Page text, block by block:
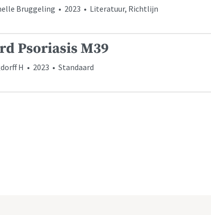
Bruggeling • 2023 • Literatuur, Richtlijn
Psoriasis M39
H • 2023 • Standaard